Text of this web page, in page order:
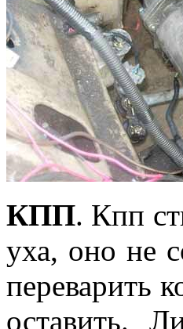
КПП. Кпп
уха, оно не
переварить
оставить.